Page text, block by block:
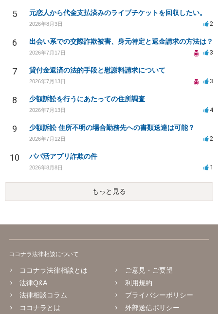
5 元恋人から代金支払済みのライブチケットを回収したい。
2026年8月3日 2
6 出会い系での交際詐欺被害、身元特定と返金請求の方法は？
2026年7月17日 3
7 貸付金返済の法的手段と慰謝料請求について
2026年7月13日 3
8 少額訴訟を行うにあたっての住所調査
2026年7月13日 4
9 少額訴訟 住所不明の場合勤務先への書類送達は可能？
2026年7月12日 2
10 パパ活アプリ詐欺の件
2026年8月8日 1
もっと見る
ココナラ法律相談について
ココナラ法律相談とは
法律Q&A
法律相談コラム
ココナラとは
ご意見・ご要望
利用規約
プライバシーポリシー
外部送信ポリシー